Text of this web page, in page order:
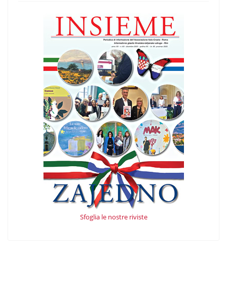
Sfoglia le nostre riviste